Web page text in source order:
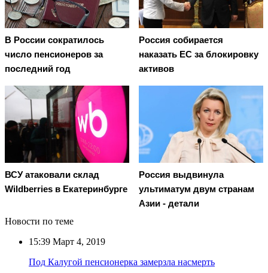
В России сократилось
число пенсионеров за
последний год
Россия собирается
наказать EC за блокировку
активов
ВСУ атаковали склад
Wildberries в Екатеринбурге
Россия выдвинула
ультиматум двум странам
Азии - детали
Новости по теме
15:39 Март 4, 2019
Под Калугой пенсионерка замерзла насмерть